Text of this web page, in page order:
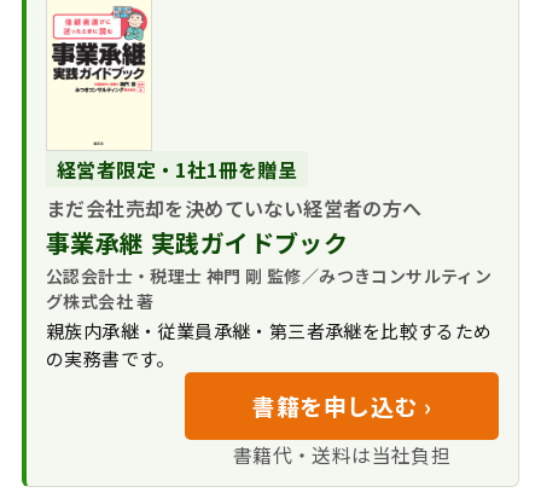
経営者限定・1社1冊を贈呈
まだ会社売却を決めていない経営者の方へ
事業承継 実践ガイドブック
公認会計士・税理士 神門 剛 監修／みつきコンサルティン
グ株式会社 著
親族内承継・従業員承継・第三者承継を比較するため
の実務書です。
書籍を申し込む ›
書籍代・送料は当社負担